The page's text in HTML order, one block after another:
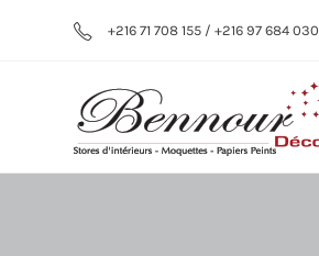
+216 71 708 155 / +216 97 684 030